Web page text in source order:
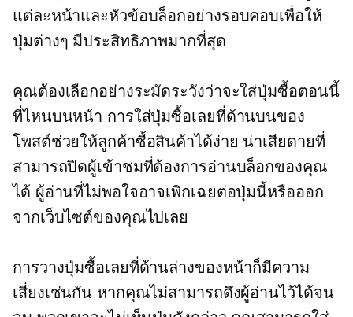
แต่ละหน้าและหัวข้อบล็อกอย่างรอบคอบเพื่อให้
ปุ่มต่างๆ มีประสิทธิภาพมากที่สุด
คุณต้องเลือกอย่างระมัดระวังว่าจะใส่ปุ่มซื้อตอนนี้
ที่ไหนบนหน้า การใส่ปุ่มซื้อเลยที่ด้านบนของ
โพสต์ช่วยให้ลูกค้าซื้อสินค้าได้ง่าย น่าเสียดายที่
สามารถปิดผู้เข้าชมที่ต้องการอ่านบล็อกของคุณ
ได้ ผู้อ่านที่ไม่พอใจอาจเพิกเฉยต่อปุ่มนี้หรือออก
จากเว็บไซต์ของคุณไปเลย
การวางปุ่มซื้อเลยที่ด้านล่างของหน้าก็มีความ
เสี่ยงเช่นกัน หากคุณไม่สามารถดึงผู้อ่านไว้ได้จน